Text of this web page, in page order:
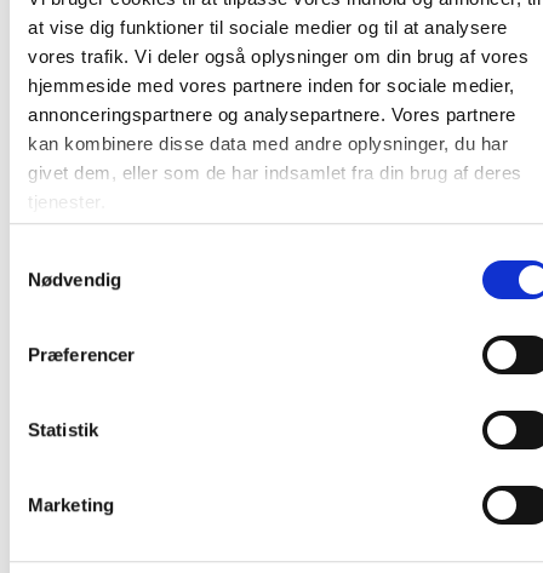
at vise dig funktioner til sociale medier og til at analysere
vores trafik. Vi deler også oplysninger om din brug af vores
hjemmeside med vores partnere inden for sociale medier,
annonceringspartnere og analysepartnere. Vores partnere
kan kombinere disse data med andre oplysninger, du har
givet dem, eller som de har indsamlet fra din brug af deres
tjenester.
Nødvendig
Præferencer
Statistik
Marketing
Lagerreol i stål
Med åben gavl
Mål (HxBxD): 2100 x 6000 x 300 mm
Kapacitet: 150 kg pr hylde, jævnt fordelt
Antal hylder: 30 stk - lakerede i lysegrå RAL 7035
Antal stolper: 14 stk - lakerede i mårkegrå RAL
7012